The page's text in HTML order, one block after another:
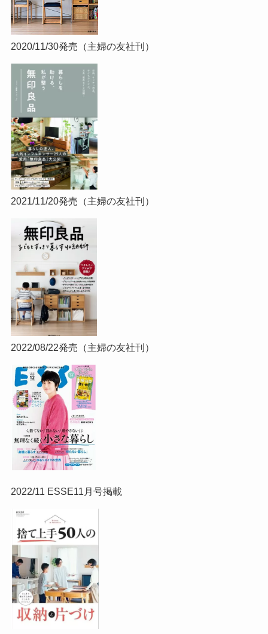
2020/11/30発売（主婦の友社刊）
2021/11/20発売（主婦の友社刊）
2022/08/22発売（主婦の友社刊）
2022/11 ESSE11月号掲載